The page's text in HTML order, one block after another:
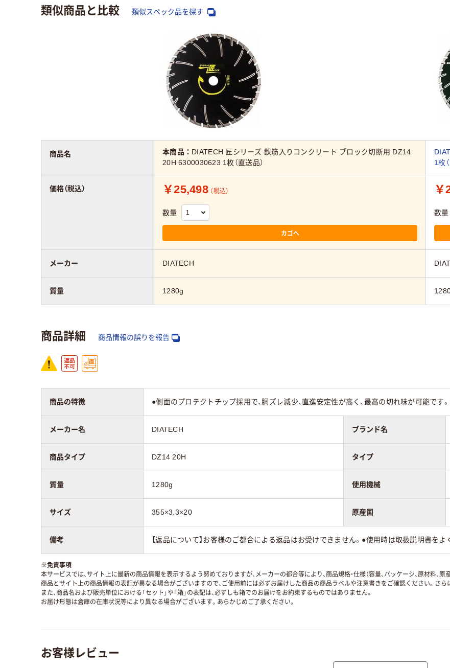
類似商品と比較 類似スペック品を探す
商品名 本商品： DIATECH 匠シリーズ 鉄筋入りコンクリート ブロック切断用 DZ14
20H 6300030623 1枚（直送品）
1枚
価格（税込） ￥25,498 （税込）
数量
カゴへ
￥
数量
メーカー DIATECH
質量 1280g
商品詳細 商品情報の誤りを報告
商品の特徴 ●側面のプロテクトチップ採用で、胴ズレ減少、直進安定性が高く、最高の切れ味が可能です
メーカー名 DIATECH ブランド名
商品タイプ DZ14 20H タイプ
質量 1280g 使用機械
サイズ 355×3.3×20 原産国
備考 【返品について】お客様のご都合による返品はお受けできません。●使用時は取扱説明書を
※免責事項
本サービスでは、サイト上に最新の商品情報を表示するよう努めておりますが、メーカーの都合等により、商品規格・仕様（容量、パッケージ、原材料、
商品とサイト上の商品情報の表記が異なる場合がございますので、ご使用前には必ずお届けした商品の商品ラベルや注意書きをご確認ください。さら
また、商品名および販売単位における「セット」や「箱」の表記は、必ずしも箱でのお届けをお約束するものではありません。
お届け形態は倉庫の在庫状況等により異なる場合がございます。あらかじめご了承ください。
お客様レビュー